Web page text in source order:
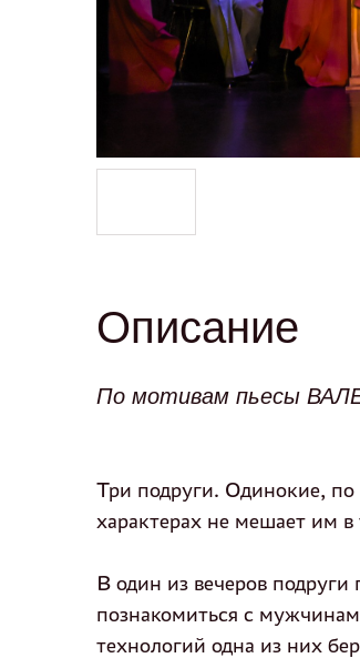
Описание
По мотивам пьесы
Три подруги. Одинокие,
характерах не мешает им
В один из вечеров
познакомиться с
технологий одна из них